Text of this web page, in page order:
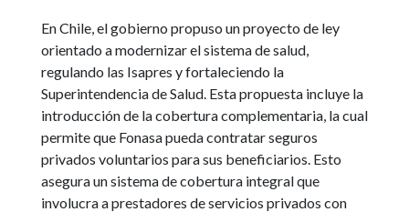
En Chile, el gobierno propuso un proyecto de ley
orientado a modernizar el sistema de salud,
regulando las Isapres y fortaleciendo la
Superintendencia de Salud. Esta propuesta incluye la
introducción de la cobertura complementaria, la cual
permite que Fonasa pueda contratar seguros
privados voluntarios para sus beneficiarios. Esto
asegura un sistema de cobertura integral que
involucra a prestadores de servicios privados con